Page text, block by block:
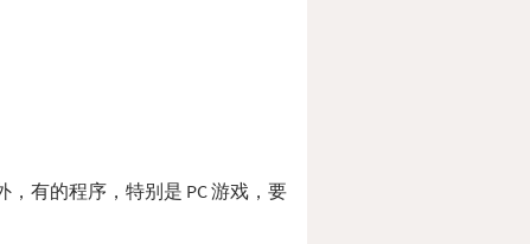
有的程序，特别是 PC 游戏，要